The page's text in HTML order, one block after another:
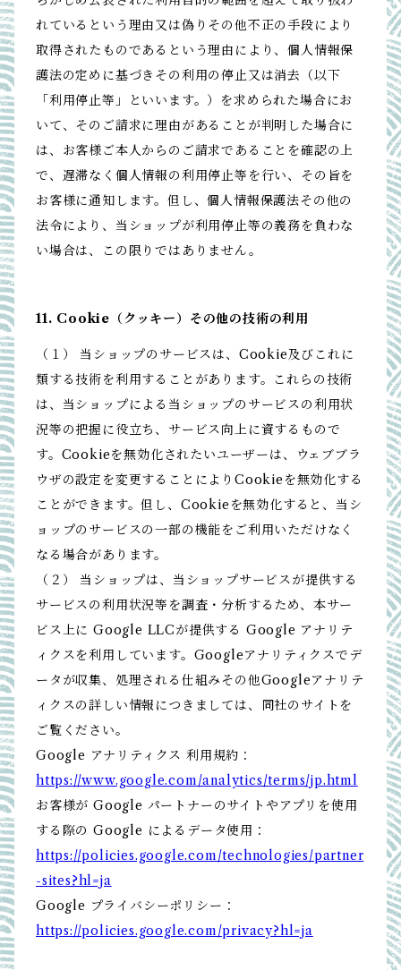
れているという理由又は偽りその他不正の手段により
取得されたものであるという理由により、個人情報保
護法の定めに基づきその利用の停止又は消去（以下
「利用停止等」といいます。）を求められた場合にお
いて、そのご請求に理由があることが判明した場合に
は、お客様ご本人からのご請求であることを確認の上
で、遅滞なく個人情報の利用停止等を行い、その旨を
お客様に通知します。但し、個人情報保護法その他の
法令により、当ショップが利用停止等の義務を負わな
い場合は、この限りではありません。
11. Cookie（クッキー）その他の技術の利用
（１） 当ショップのサービスは、Cookie及びこれに
類する技術を利用することがあります。これらの技術
は、当ショップによる当ショップのサービスの利用状
況等の把握に役立ち、サービス向上に資するもので
す。Cookieを無効化されたいユーザーは、ウェブブラ
ウザの設定を変更することによりCookieを無効化する
ことができます。但し、Cookieを無効化すると、当シ
ョップのサービスの一部の機能をご利用いただけなく
なる場合があります。
（２） 当ショップは、当ショップサービスが提供する
サービスの利用状況等を調査・分析するため、本サー
ビス上に Google LLCが提供する Google アナリテ
ィクスを利用しています。Googleアナリティクスでデ
ータが収集、処理される仕組みその他Googleアナリテ
ィクスの詳しい情報につきましては、同社のサイトを
ご覧ください。
Google アナリティクス 利用規約：
https://www.google.com/analytics/terms/jp.html
お客様が Google パートナーのサイトやアプリを使用
する際の Google によるデータ使用：
https://policies.google.com/technologies/partner
-sites?hl=ja
Google プライバシーポリシー：
https://policies.google.com/privacy?hl=ja